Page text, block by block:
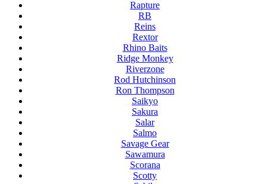
Rapture
RB
Reins
Rextor
Rhino Baits
Ridge Monkey
Riverzone
Rod Hutchinson
Ron Thompson
Saikyo
Sakura
Salar
Salmo
Savage Gear
Sawamura
Scorana
Scotty